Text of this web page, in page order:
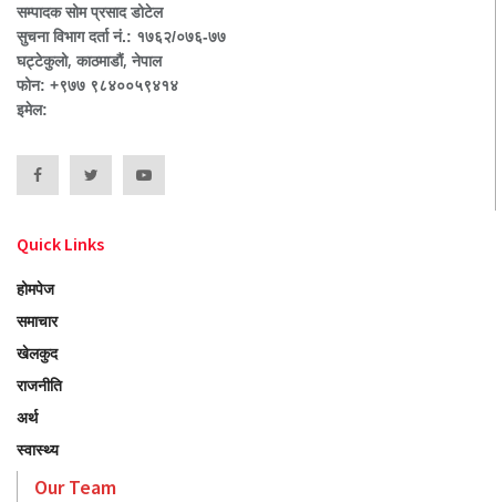
सम्पादक सोम प्रसाद डोटेल
सुचना विभाग दर्ता नं.: १७६२/०७६-७७
घट्टेकुलो, काठमाडौं, नेपाल
फोन: +९७७ ९८४००५९४१४
इमेल:
Quick Links
होमपेज
समाचार
खेलकुद
राजनीति
अर्थ
स्वास्थ्य
Our Team